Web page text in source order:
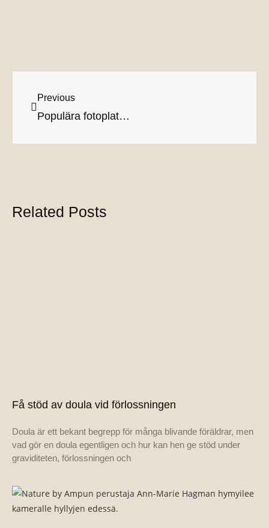
Previous
Populära fotoplatser för gravidfotografering del 3, Vanhankylänniemi, Träskända
Related Posts
Få stöd av doula vid förlossningen
Doula är ett bekant begrepp för många blivande föräldrar, men
vad gör en doula egentligen och hur kan hen ge stöd under
graviditeten, förlossningen och